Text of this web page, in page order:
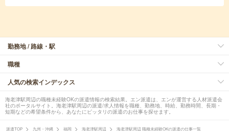
勤務地 / 路線・駅
職種
人気の検索インデックス
海老津駅周辺の職種未経験OKの派遣情報の検索結果。エン派遣は、エンが運営する人材派遣会
社のポータルサイト。海老津駅周辺の派遣/求人情報を職種、勤務地、時給、勤務時間、長期・
短期などの希望条件から、あなたにピッタリの派遣のお仕事を探せます。
派遣TOP 九州・沖縄 福岡 海老津駅周辺 海老津駅周辺 職種未経験OKの派遣の仕事一覧